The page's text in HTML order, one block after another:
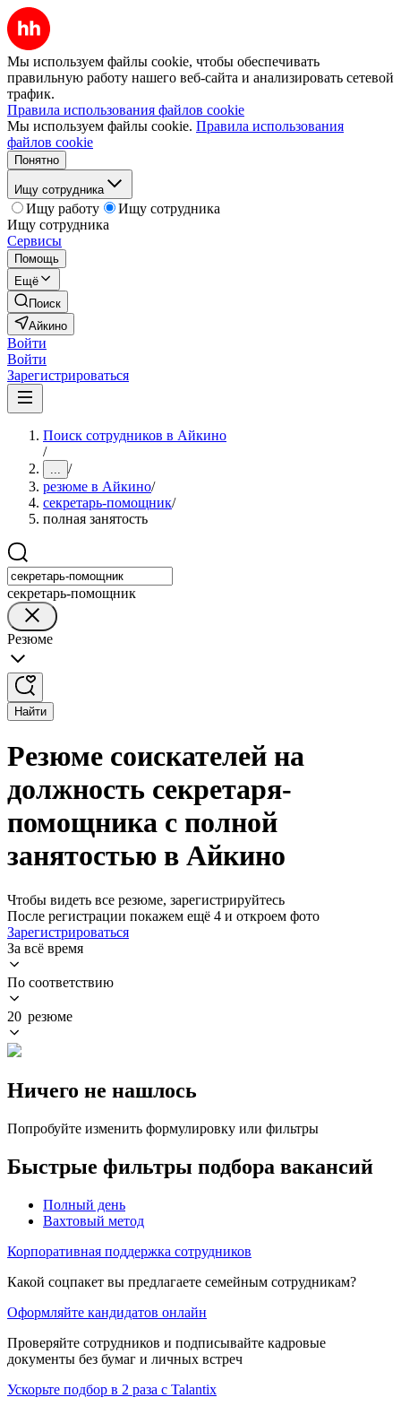
Мы используем файлы cookie, чтобы обеспечивать
правильную работу нашего веб-сайта и анализировать сетевой
трафик.
Правила использования файлов cookie
Мы используем файлы cookie. Правила использования
файлов cookie
Понятно
Ищу сотрудника
Ищу работу
Ищу сотрудника
Ищу сотрудника
Сервисы
Помощь
Ещё
Поиск
Айкино
Войти
Войти
Зарегистрироваться
Поиск сотрудников в Айкино
/
... /
резюме в Айкино/
секретарь-помощник/
полная занятость
секретарь-помощник
Резюме
Найти
Резюме соискателей на
должность секретаря-
помощника с полной
занятостью в Айкино
Чтобы видеть все резюме, зарегистрируйтесь
После регистрации покажем ещё 4 и откроем фото
Зарегистрироваться
За всё время
По соответствию
20 резюме
Ничего не нашлось
Попробуйте изменить формулировку или фильтры
Быстрые фильтры подбора вакансий
Полный день
Вахтовый метод
Корпоративная поддержка сотрудников
Какой соцпакет вы предлагаете семейным сотрудникам?
Оформляйте кандидатов онлайн
Проверяйте сотрудников и подписывайте кадровые
документы без бумаг и личных встреч
Ускорьте подбор в 2 раза с Talantix